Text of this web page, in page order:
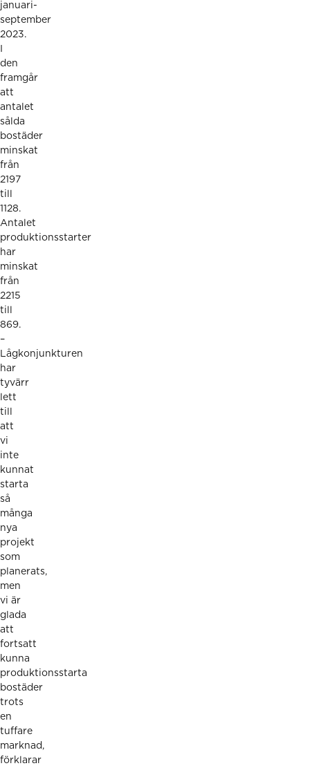
januari-
september
2023.
den
framgår
att
antalet
sålda
bostäder
minskat
från
2197
till
1128.
Antalet
produktionsstarter
har
minskat
från
2215
till
869.
–
Lågkonjunkturen
har
tyvärr
lett
till
att
vi
inte
kunnat
starta
så
många
nya
projekt
som
planerats,
men
vi är
glada
att
fortsatt
kunna
produktionsstarta
bostäder
trots
en
tuffare
marknad,
förklarar